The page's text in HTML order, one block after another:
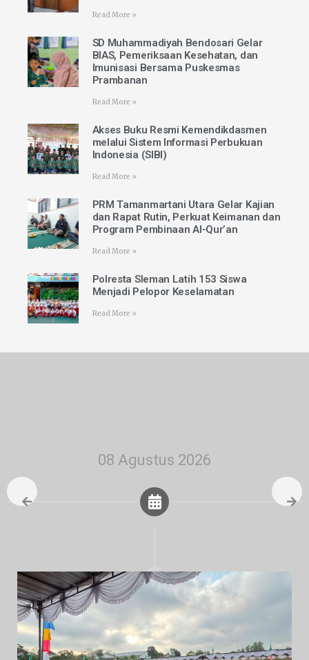
Read More »
SD Muhammadiyah Bendosari Gelar
BIAS, Pemeriksaan Kesehatan, dan
Imunisasi Bersama Puskesmas
Prambanan
Read More »
Akses Buku Resmi Kemendikdasmen
melalui Sistem Informasi Perbukuan
Indonesia (SIBI)
Read More »
PRM Tamanmartani Utara Gelar Kajian
dan Rapat Rutin, Perkuat Keimanan dan
Program Pembinaan Al-Qur’an
Read More »
Polresta Sleman Latih 153 Siswa
Menjadi Pelopor Keselamatan
Read More »
08 Agustus 2026